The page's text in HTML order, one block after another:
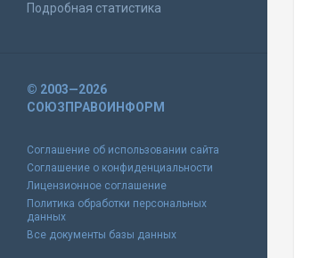
Подробная статистика
© 2003—2026
СОЮЗПРАВОИНФОРМ
Соглашение об использовании сайта
Соглашение о конфиденциальности
Лицензионное соглашение
Политика обработки персональных
данных
Все документы базы данных